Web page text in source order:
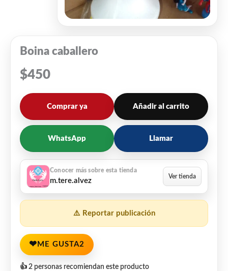
Boina caballero
$450
Comprar ya Añadir al carrito
WhatsApp Llamar
m.tere.alvez
⚠️ Reportar publicación
❤ ME GUSTA2
👍 2 personas recomiendan este producto